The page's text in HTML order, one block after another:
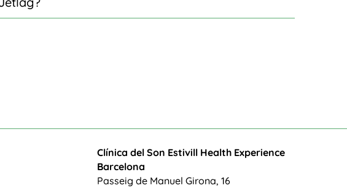
Clínica del Son Estivill Health Experience
Barcelona
Passeig de Manuel Girona, 16